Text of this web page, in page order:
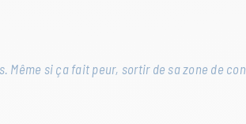
Même si ça fait peur, sortir de sa zone de